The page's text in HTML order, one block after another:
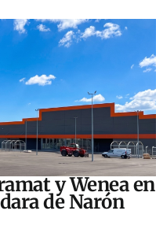
y Wenea en
de Narón